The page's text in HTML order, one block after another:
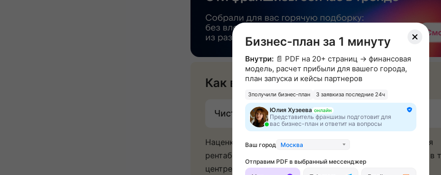
Как вы будете зарабатывать
Чистая прибыль: 300 000 ₽ в месяц
Наценка на нашу продукцию доходит до 250%, а средняя
рентабельность бизнеса составляет 27%. При открытии в
центре вы получаете высокий трафик.
Бизнес-план за 1 минуту
Внутри:📄 PDF на 20+ страниц → финансовая
модель, расчет прибыли для вашего города,
план запуска и кейсы партнеров
3получили бизнес-план 3 заявкиза последние 24ч
Юлия Хузеева онлайн
Представитель франшизы подготовит для
вас бизнес-план и ответит на вопросы
Ваш город Москва
Отправим PDF в выбранный мессенджер